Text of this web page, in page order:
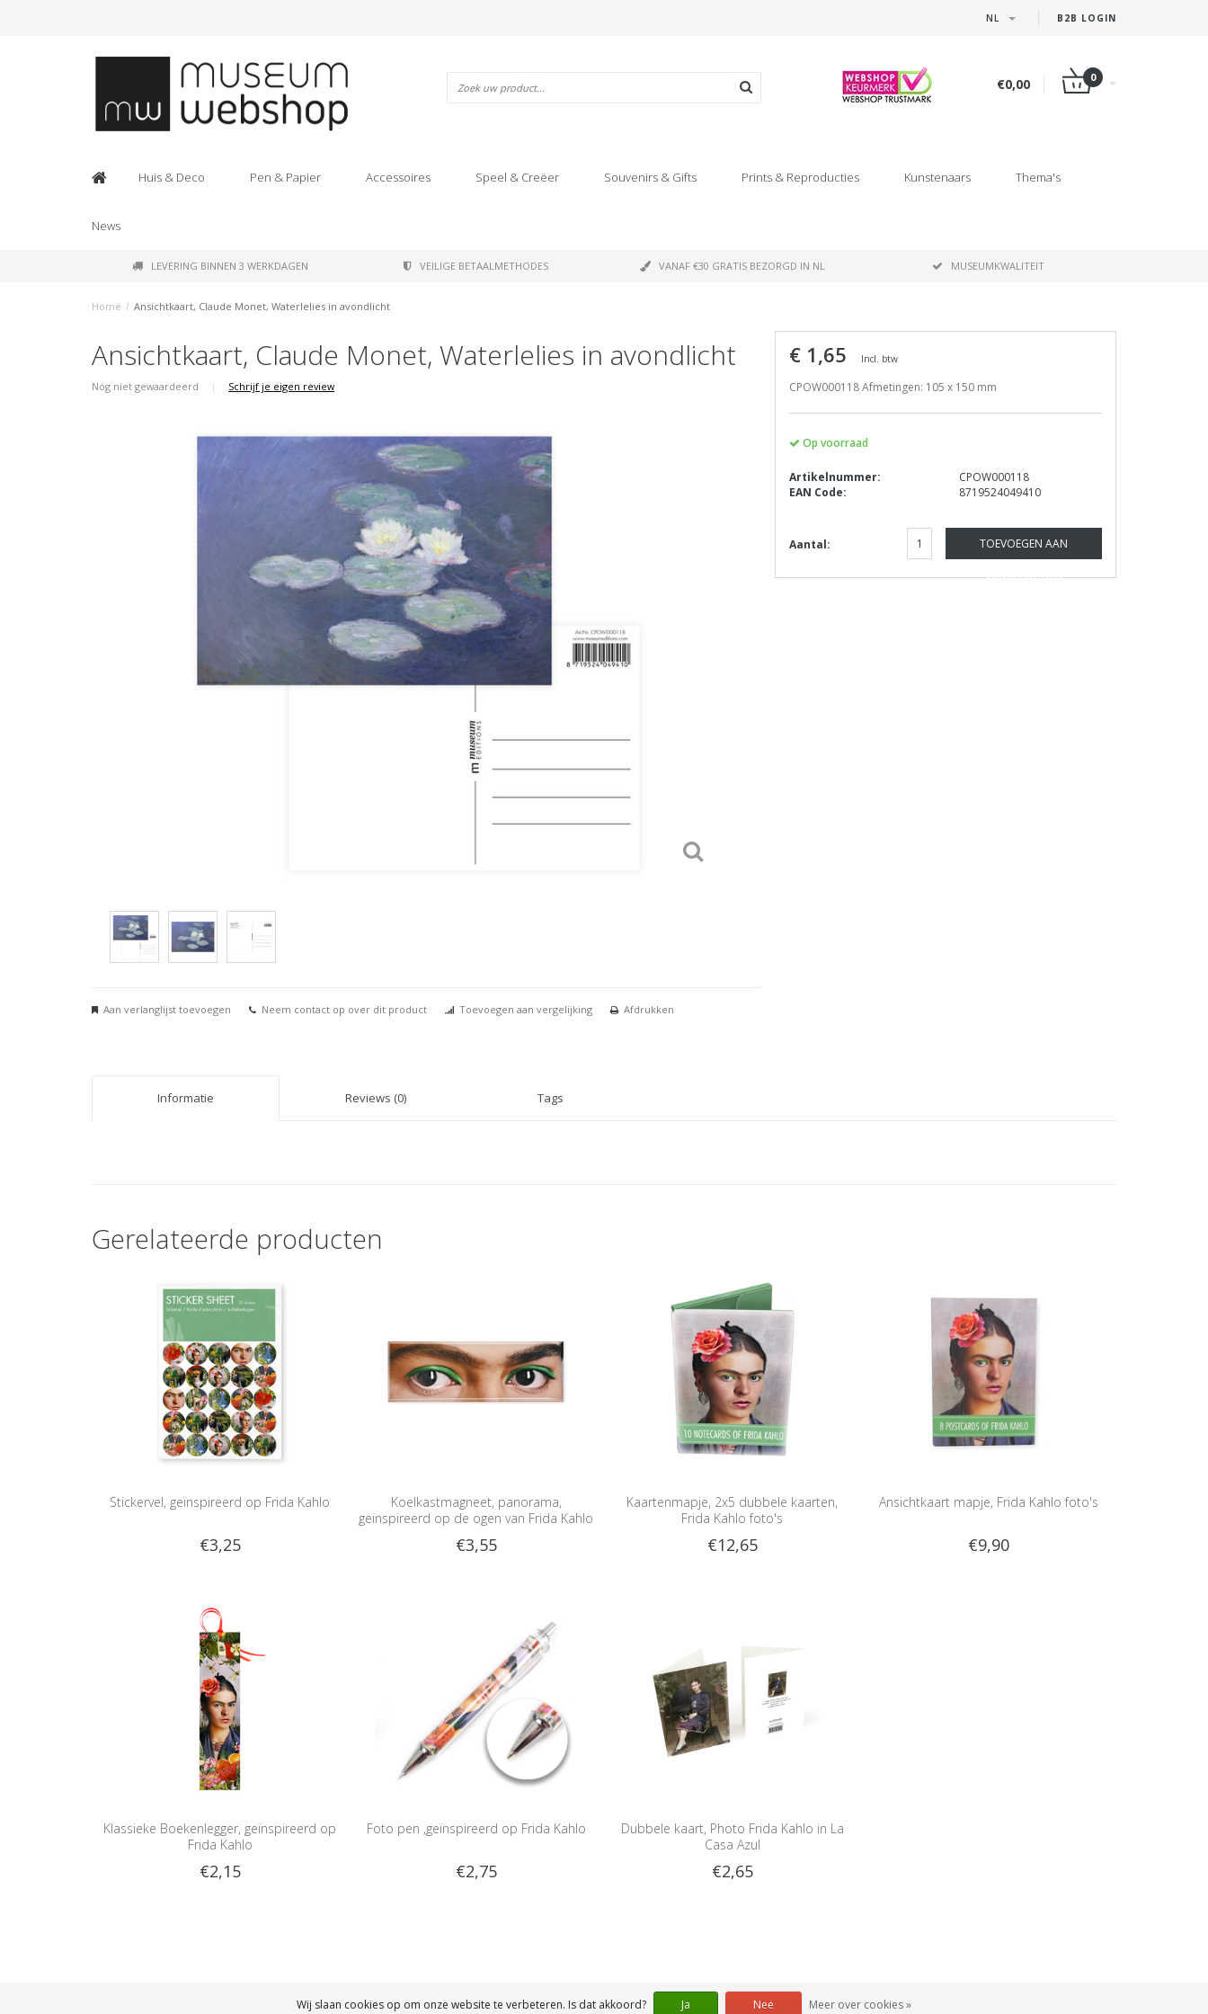
B2B LOGIN
NL
€0,00 0
Huis & Deco Pen & Papier Accessoires Speel & Creëer Souvenirs & Gifts Prints & Reproducties Kunstenaars Thema's
News
LEVERING BINNEN 3 WERKDAGEN VEILIGE BETAALMETHODES VANAF €30 GRATIS BEZORGD IN NL MUSEUMKWALITEIT
Home / Ansichtkaart, Claude Monet, Waterlelies in avondlicht
Ansichtkaart, Claude Monet, Waterlelies in avondlicht
Nog niet gewaardeerd | Schrijf je eigen review
Aan verlanglijst toevoegen Neem contact op over dit product Toevoegen aan vergelijking Afdrukken
€ 1,65 Incl. btw
CPOW000118 Afmetingen: 105 x 150 mm
Op voorraad
Artikelnummer:
CPOW000118
EAN Code:
8719524049410
Aantal: TOEVOEGEN AAN
WINKELWAGEN
Informatie Reviews (0) Tags
Gerelateerde producten
Stickervel, geïnspireerd op Frida Kahlo
€3,25
Koelkastmagneet, panorama,
geïnspireerd op de ogen van Frida Kahlo
€3,55
Kaartenmapje, 2x5 dubbele kaarten,
Frida Kahlo foto's
€12,65
Ansichtkaart mapje, Frida Kahlo foto's
€9,90
Klassieke Boekenlegger, geïnspireerd op
Frida Kahlo
€2,15
Foto pen ,geïnspireerd op Frida Kahlo
€2,75
Dubbele kaart, Photo Frida Kahlo in La
Casa Azul
€2,65
Wij slaan cookies op om onze website te verbeteren. Is dat akkoord? Ja Nee Meer over cookies »